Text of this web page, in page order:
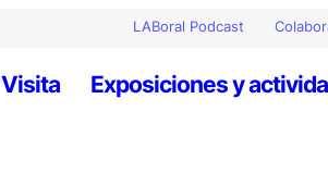
LABoral Podcast
Visita Exposiciones y